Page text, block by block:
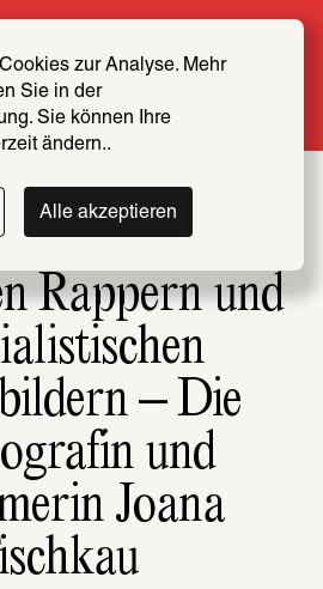
zur Analyse. Mehr
Sie in der
Sie können Ihre
ändern..
Alle akzeptieren
werden
erfahren
Rappern und
– Die
und
Joana